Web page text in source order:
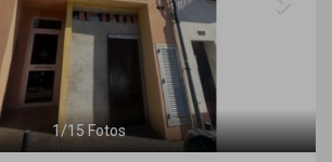
1/15Fotos